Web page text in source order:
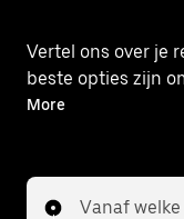
Vertel ons over je
beste opties zijn
reizen. Je ziet
More
Vanaf